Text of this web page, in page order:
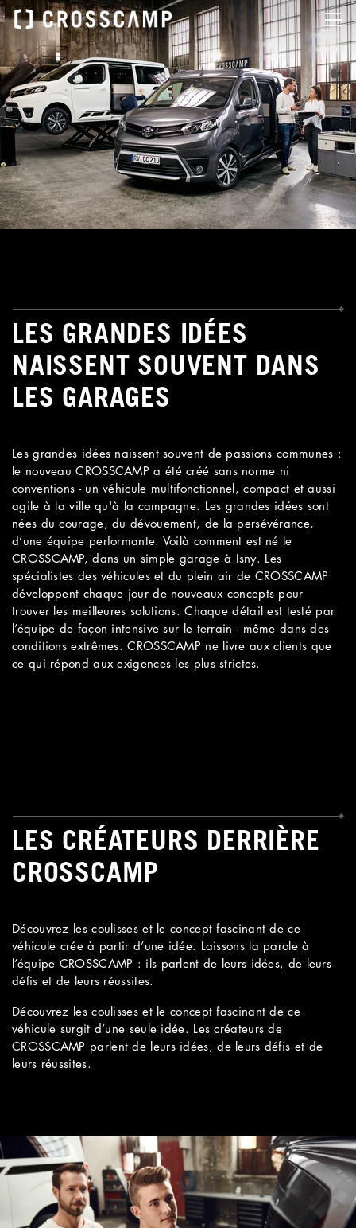
LES GRANDES IDÉES
NAISSENT SOUVENT DANS
LES GARAGES
Les grandes idées naissent souvent de passions communes :
le nouveau CROSSCAMP a été créé sans norme ni
conventions - un véhicule multifonctionnel, compact et aussi
agile à la ville qu'à la campagne. Les grandes idées sont
nées du courage, du dévouement, de la persévérance,
d’une équipe performante. Voilà comment est né le
CROSSCAMP, dans un simple garage à Isny. Les
spécialistes des véhicules et du plein air de CROSSCAMP
développent chaque jour de nouveaux concepts pour
trouver les meilleures solutions. Chaque détail est testé par
l’équipe de façon intensive sur le terrain - même dans des
conditions extrêmes. CROSSCAMP ne livre aux clients que
ce qui répond aux exigences les plus strictes.
LES CRÉATEURS DERRIÈRE
CROSSCAMP
Découvrez les coulisses et le concept fascinant de ce
véhicule crée à partir d’une idée. Laissons la parole à
l’équipe CROSSCAMP : ils parlent de leurs idées, de leurs
défis et de leurs réussites.
Découvrez les coulisses et le concept fascinant de ce
véhicule surgit d’une seule idée. Les créateurs de
CROSSCAMP parlent de leurs idées, de leurs défis et de
leurs réussites.